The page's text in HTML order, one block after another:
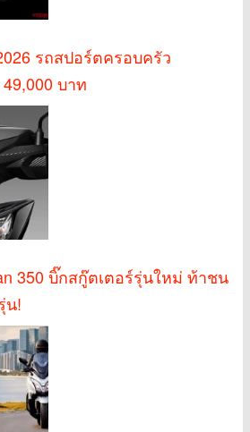
รถสปอร์ตครอบครัว
บาท
350 บิ๊กสกู๊ตเตอร์รุ่นใหม่ ท้าชน
น!